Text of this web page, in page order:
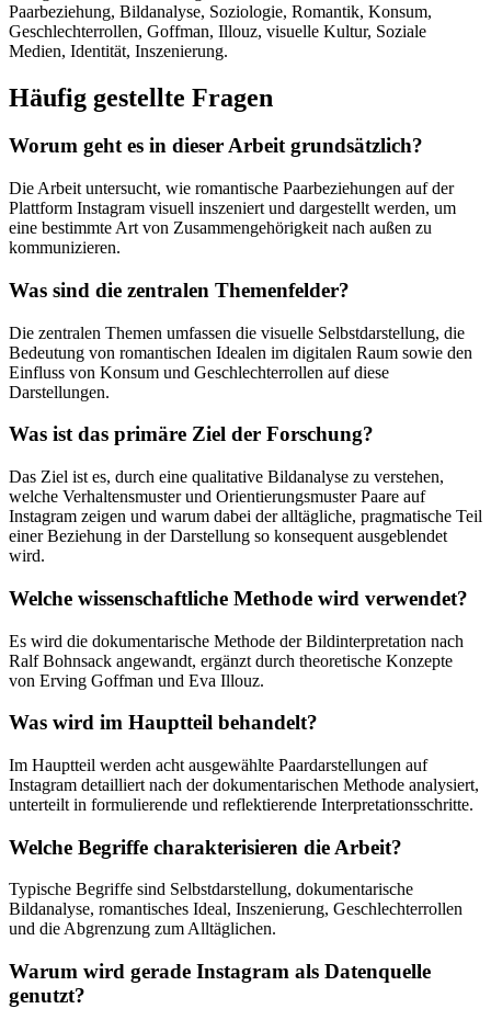
Paarbeziehung, Bildanalyse, Soziologie, Romantik, Konsum,
Geschlechterrollen, Goffman, Illouz, visuelle Kultur, Soziale
Medien, Identität, Inszenierung.
Häufig gestellte Fragen
Worum geht es in dieser Arbeit grundsätzlich?
Die Arbeit untersucht, wie romantische Paarbeziehungen auf der
Plattform Instagram visuell inszeniert und dargestellt werden, um
eine bestimmte Art von Zusammengehörigkeit nach außen zu
kommunizieren.
Was sind die zentralen Themenfelder?
Die zentralen Themen umfassen die visuelle Selbstdarstellung, die
Bedeutung von romantischen Idealen im digitalen Raum sowie den
Einfluss von Konsum und Geschlechterrollen auf diese
Darstellungen.
Was ist das primäre Ziel der Forschung?
Das Ziel ist es, durch eine qualitative Bildanalyse zu verstehen,
welche Verhaltensmuster und Orientierungsmuster Paare auf
Instagram zeigen und warum dabei der alltägliche, pragmatische Teil
einer Beziehung in der Darstellung so konsequent ausgeblendet
wird.
Welche wissenschaftliche Methode wird verwendet?
Es wird die dokumentarische Methode der Bildinterpretation nach
Ralf Bohnsack angewandt, ergänzt durch theoretische Konzepte
von Erving Goffman und Eva Illouz.
Was wird im Hauptteil behandelt?
Im Hauptteil werden acht ausgewählte Paardarstellungen auf
Instagram detailliert nach der dokumentarischen Methode analysiert,
unterteilt in formulierende und reflektierende Interpretationsschritte.
Welche Begriffe charakterisieren die Arbeit?
Typische Begriffe sind Selbstdarstellung, dokumentarische
Bildanalyse, romantisches Ideal, Inszenierung, Geschlechterrollen
und die Abgrenzung zum Alltäglichen.
Warum wird gerade Instagram als Datenquelle
genutzt?